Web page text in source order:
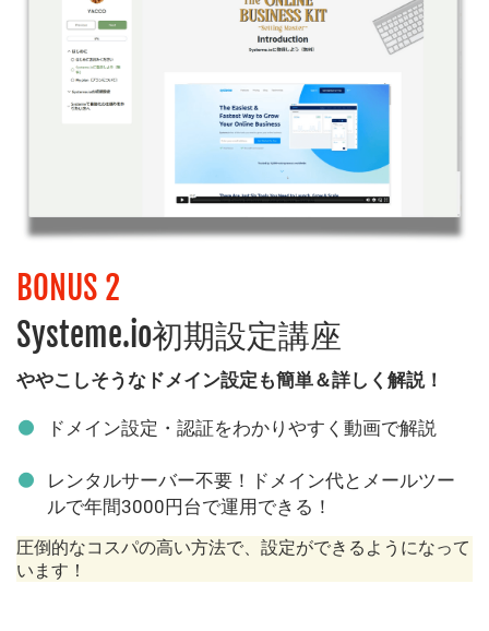
BONUS 2
Systeme.io初期設定講座
ややこしそうなドメイン設定も簡単＆詳しく解説！
ドメイン設定・認証をわかりやすく動画で解説
レンタルサーバー不要！ドメイン代とメールツー
ルで年間3000円台で運用できる！
圧倒的なコスパの高い方法で、設定ができるようになって
います！